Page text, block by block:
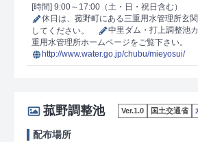
[時間] 9:00～17:00（土・日・祝日含む）
休日は、菰野町にある三重用水管理所玄
してください。
中里ダム・打上調整池
重用水管理所ホームページをご覧下さい。
http://www.water.go.jp/chubu/mieyosui/
菰野調整池 Ver.1.0 国土交通省
配布場所